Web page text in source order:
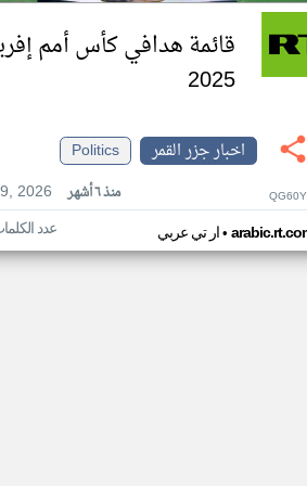
قائمة هدافي كأس أمم
2025
اخبار جزر القمر
Politics
2026
منذ ٦ أشهر
ار تي عربي• عدد الكلمات: